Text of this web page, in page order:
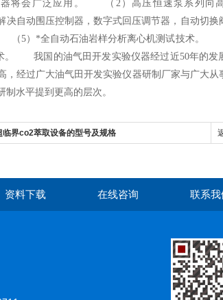
器将会广泛应用。 （2）高压恒速泵系列向
自动围压控制器，数字式回压调节器，自动切换
5）*全自动石油岩样分析离心机测试技术。
我国的油气田开发实验仪器经过近50年的发
经过广大油气田开发实验仪器研制厂家与广大从
研制水平提到更高的层次。
临界co2萃取设备的型号及规格
资料下载 在线咨询 联系我